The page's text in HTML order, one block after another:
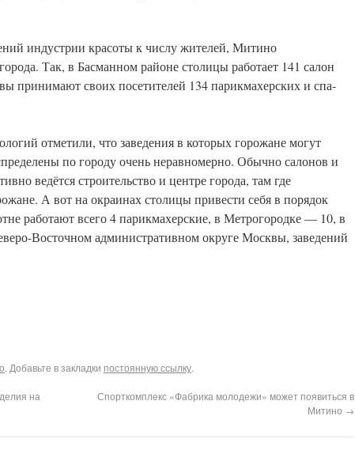
индустрии красоты к числу жителей, Митино
Так, в Басманном районе столицы работает 141 салон
принимают своих посетителей 134 парикмахерских и спа-
отметили, что заведения в которых горожане могут
по городу очень неравномерно. Обычно салонов и
ведётся строительство и центре города, там где
А вот на окраинах столицы привести себя в порядок
работают всего 4 парикмахерские, в Метрогородке — 10, в
Восточном административном округе Москвы, заведений
. Добавьте в закладки постоянную ссылку.
на
Спорткомплекс «Фабрика молодежи» может появиться в
Митино →